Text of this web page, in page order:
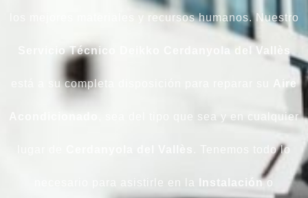
los mejores materiales y recursos humanos. Nuestro
Servicio Técnico Deikko Cerdanyola del Vallès
está a su completa disposición para reparar su Aire
, sea del tipo que sea y en cualquier
. Tenemos todo lo
necesario para asistirle en la Instalacióno